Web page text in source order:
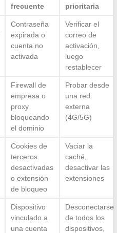
frecuente
prioritaria
Contraseña
expirada o
cuenta no
activada
Verificar el
correo de
activación,
luego
restablecer
Firewall de
empresa o
proxy
bloqueando
el dominio
Probar desde
una red
externa
(4G/5G)
Cookies de
terceros
desactivadas
o extensión
de bloqueo
Vaciar la
caché,
desactivar las
extensiones
Dispositivo
vinculado a
una cuenta
Desconectarse
de todos los
dispositivos,